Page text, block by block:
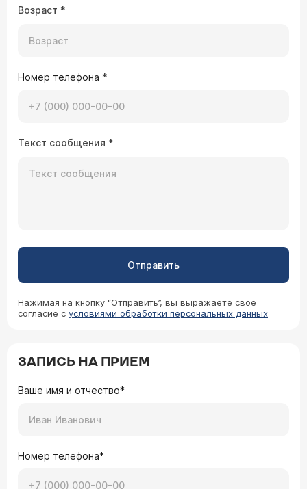
Возраст *
Номер телефона *
Текст сообщения *
Отправить
Нажимая на кнопку “Отправить”, вы выражаете свое
согласие с условиями обработки персональных данных
ЗАПИСЬ НА ПРИЕМ
Ваше имя и отчество*
Номер телефона*